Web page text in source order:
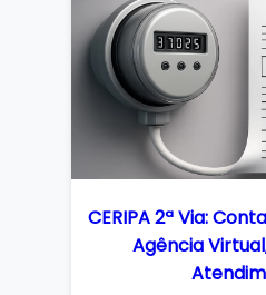
CERIPA 2ª Via:
Agência